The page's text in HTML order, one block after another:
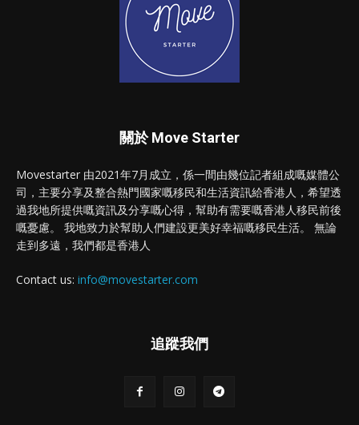
關於 Move Starter
Movestarter 由2021年7月成立，係一間由幾位記者組成嘅媒體公
司，主要分享及整合熱門國家嘅移民和生活資訊給香港人，希望透
過我地所提供嘅資訊及分享嘅心得，幫助有需要嘅香港人移民前後
嘅憂慮。 我地致力於幫助人們建設更美好幸福嘅移民生活。 無論
走到多遠，我們都是香港人
Contact us: info@movestarter.com
追蹤我們